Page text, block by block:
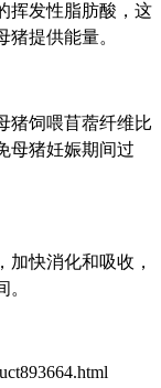
挥发性脂肪酸，这
提供能量。
猪饲喂苜蓿纤维比
母猪妊娠期间过
快消化和吸收，